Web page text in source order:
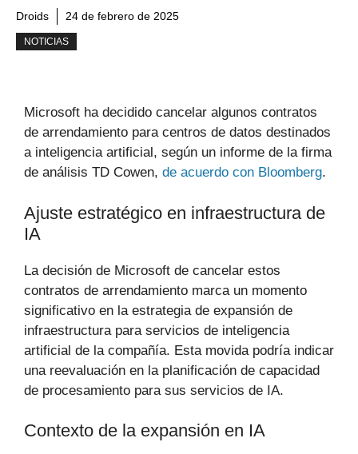
Droids 24 de febrero de 2025
NOTICIAS
Microsoft ha decidido cancelar algunos contratos
de arrendamiento para centros de datos destinados
a inteligencia artificial, según un informe de la firma
de análisis TD Cowen, de acuerdo con Bloomberg.
Ajuste estratégico en infraestructura de
IA
La decisión de Microsoft de cancelar estos
contratos de arrendamiento marca un momento
significativo en la estrategia de expansión de
infraestructura para servicios de inteligencia
artificial de la compañía. Esta movida podría indicar
una reevaluación en la planificación de capacidad
de procesamiento para sus servicios de IA.
Contexto de la expansión en IA